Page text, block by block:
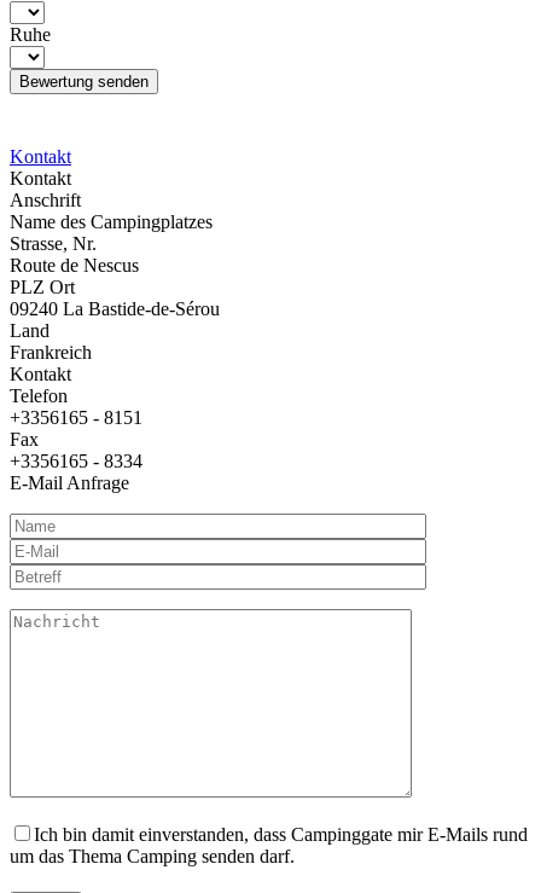
Ruhe
Kontakt
Kontakt
Anschrift
Name des Campingplatzes
Strasse, Nr.
Route de Nescus
PLZ Ort
09240 La Bastide-de-Sérou
Land
Frankreich
Kontakt
Telefon
+3356165 - 8151
Fax
+3356165 - 8334
E-Mail Anfrage
Ich bin damit einverstanden, dass Campinggate mir E-Mails rund
um das Thema Camping senden darf.